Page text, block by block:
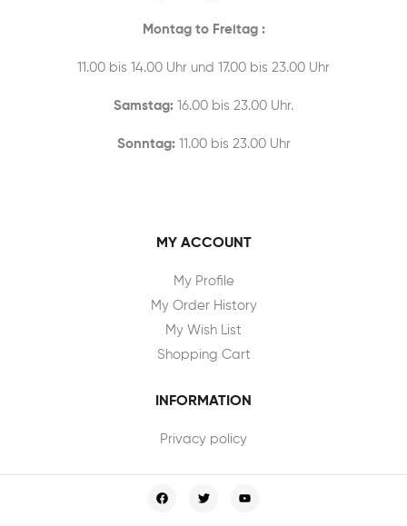
Montag to Freitag :
11.00 bis 14.00 Uhr und 17.00 bis 23.00 Uhr
Samstag: 16.00 bis 23.00 Uhr.
Sonntag:11.00 bis 23.00 Uhr
MY ACCOUNT
My Profile
My Order History
My Wish List
Shopping Cart
INFORMATION
Privacy policy